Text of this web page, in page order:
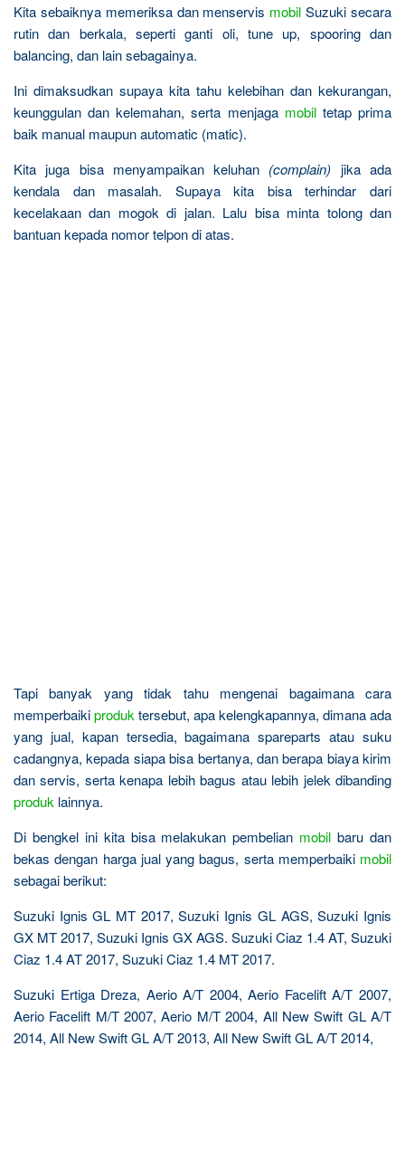
Kita sebaiknya memeriksa dan menservis mobil Suzuki secara
rutin dan berkala, seperti ganti oli, tune up, spooring dan
balancing, dan lain sebagainya.
Ini dimaksudkan supaya kita tahu kelebihan dan kekurangan,
keunggulan dan kelemahan, serta menjaga mobiltetap prima
baik manual maupun automatic (matic).
Kita juga bisa menyampaikan keluhan (complain) jika ada
kendala dan masalah. Supaya kita bisa terhindar dari
kecelakaan dan mogok di jalan. Lalu bisa minta tolong dan
bantuan kepada nomor telpon di atas.
Tapi banyak yang tidak tahu mengenai bagaimana cara
memperbaikiproduk tersebut, apa kelengkapannya, dimana ada
yang jual, kapan tersedia, bagaimana spareparts atau suku
cadangnya, kepada siapa bisa bertanya, dan berapa biaya kirim
dan servis, serta kenapa lebih bagus atau lebih jelek dibanding
produk lainnya.
Di bengkel ini kita bisa melakukan pembelian mobil baru dan
bekas dengan harga jual yang bagus, serta memperbaiki mobil
sebagai berikut:
Suzuki Ignis GL MT 2017, Suzuki Ignis GL AGS, Suzuki Ignis
GX MT 2017, Suzuki Ignis GX AGS. Suzuki Ciaz 1.4 AT, Suzuki
Ciaz 1.4 AT 2017, Suzuki Ciaz 1.4 MT 2017.
Suzuki Ertiga Dreza, Aerio A/T 2004, Aerio Facelift A/T 2007,
Aerio Facelift M/T 2007, Aerio M/T 2004, All New Swift GL A/T
2014, All New Swift GL A/T 2013, All New Swift GL A/T 2014,